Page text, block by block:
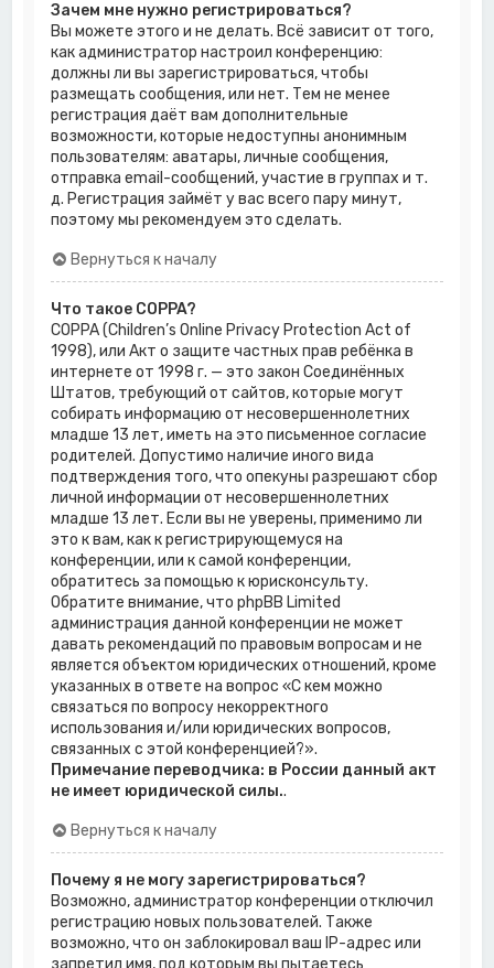
Зачем мне нужно регистрироваться?
Вы можете этого и не делать. Всё зависит от того,
как администратор настроил конференцию:
должны ли вы зарегистрироваться, чтобы
размещать сообщения, или нет. Тем не менее
регистрация даёт вам дополнительные
возможности, которые недоступны анонимным
пользователям: аватары, личные сообщения,
отправка email-сообщений, участие в группах и т.
д. Регистрация займёт у вас всего пару минут,
поэтому мы рекомендуем это сделать.
Вернуться к началу
Что такое COPPA?
COPPA (Children’s Online Privacy Protection Act of
1998), или Акт о защите частных прав ребёнка в
интернете от 1998 г. — это закон Соединённых
Штатов, требующий от сайтов, которые могут
собирать информацию от несовершеннолетних
младше 13 лет, иметь на это письменное согласие
родителей. Допустимо наличие иного вида
подтверждения того, что опекуны разрешают сбор
личной информации от несовершеннолетних
младше 13 лет. Если вы не уверены, применимо ли
это к вам, как к регистрирующемуся на
конференции, или к самой конференции,
обратитесь за помощью к юрисконсульту.
Обратите внимание, что phpBB Limited
администрация данной конференции не может
давать рекомендаций по правовым вопросам и не
является объектом юридических отношений, кроме
указанных в ответе на вопрос «С кем можно
связаться по вопросу некорректного
использования и/или юридических вопросов,
связанных с этой конференцией?».
Примечание переводчика: в России данный акт
не имеет юридической силы..
Вернуться к началу
Почему я не могу зарегистрироваться?
Возможно, администратор конференции отключил
регистрацию новых пользователей. Также
возможно, что он заблокировал ваш IP-адрес или